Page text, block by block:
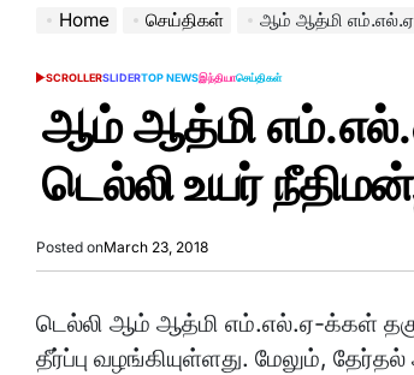
Home செய்திகள் ஆம் ஆத்மி எம்.எல்.ஏ-க்கள்
POSTED
SCROLLERSLIDERTOP NEWSஇந்தியாசெய்திகள்
ஆம் ஆத்மி
டெல்லி உயர்
Posted onMarch 23, 2018
டெல்லி ஆம் ஆத்மி எம்.எல்.ஏ-க்கள்
தீர்ப்பு வழங்கியுள்ளது. மேலும்,